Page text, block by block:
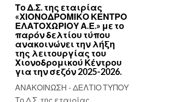
Το Δ.Σ. της εταιρίας
«ΧΙΟΝΟΔΡΟΜΙΚΟ ΚΕΝΤΡΟ
ΕΛΑΤΟΧΩΡΙΟΥ Α.Ε.» με το
παρόν δελτίου τύπου
ανακοινώνει την λήξη
της λειτουργίας του
Χιονοδρομικού Κέντρου
για την σεζόν 2025-2026.
ΑΝΑΚΟΙΝΩΣΗ - ΔΕΛΤΙΟ ΤΥΠΟΥ
Το Δ.Σ. της εταιρίας